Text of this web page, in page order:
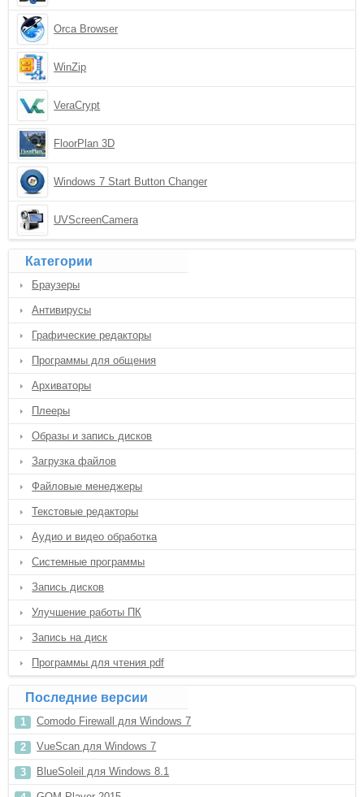
Orca Browser
WinZip
VeraCrypt
FloorPlan 3D
Windows 7 Start Button Changer
UVScreenCamera
Категории
Браузеры
Антивирусы
Графические редакторы
Программы для общения
Архиваторы
Плееры
Образы и запись дисков
Загрузка файлов
Файловые менеджеры
Текстовые редакторы
Аудио и видео обработка
Системные программы
Запись дисков
Улучшение работы ПК
Запись на диск
Программы для чтения pdf
Последние версии
Comodo Firewall для Windows 7
VueScan для Windows 7
BlueSoleil для Windows 8.1